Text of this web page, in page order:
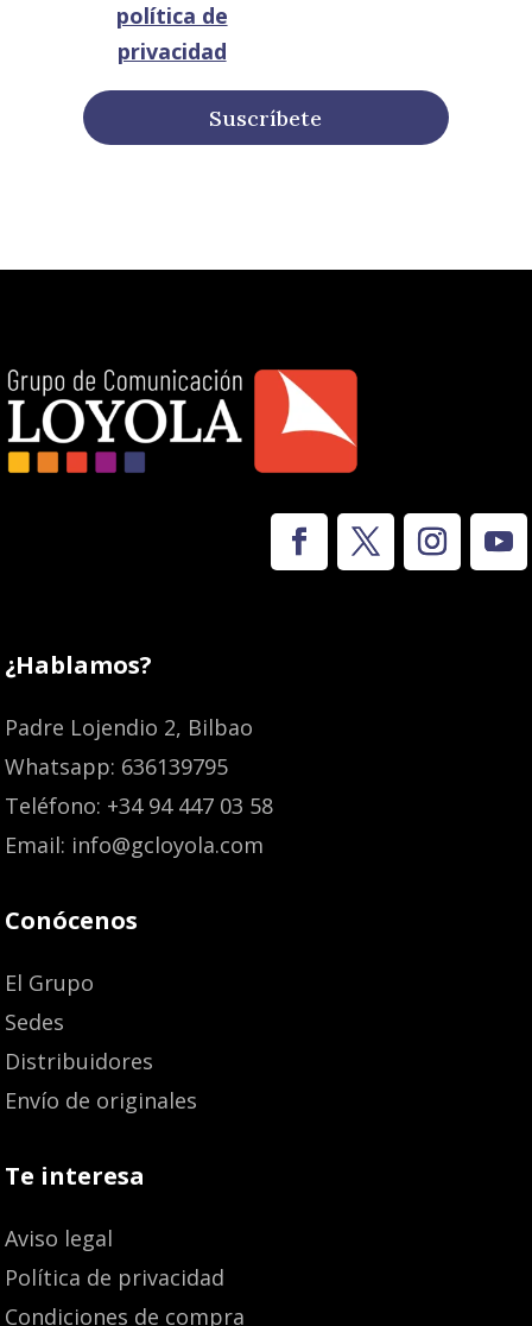
política de
privacidad
Suscríbete
¿Hablamos?
Padre Lojendio 2, Bilbao
Whatsapp: 636139795
Teléfono: +34 94 447 03 58
Email: info@gcloyola.com
Conócenos
El Grupo
Sedes
Distribuidores
Envío de originales
Te interesa
Aviso legal
Política de privacidad
Condiciones de compra